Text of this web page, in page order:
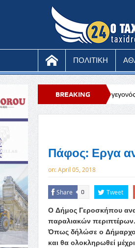
ΠΟΛΙΤΙΚΗ
BREAKING
NEWS
λυρικό γεγονός της Κύπρου
Πάφος: Εργα
on:April 05, 2018
Share 0 Tweet
Ο Δήμος Γεροσκήπου
παραλιακών περιπτέρων.
Όπως δήλώσε ο
και θα ολοκληρωθεί